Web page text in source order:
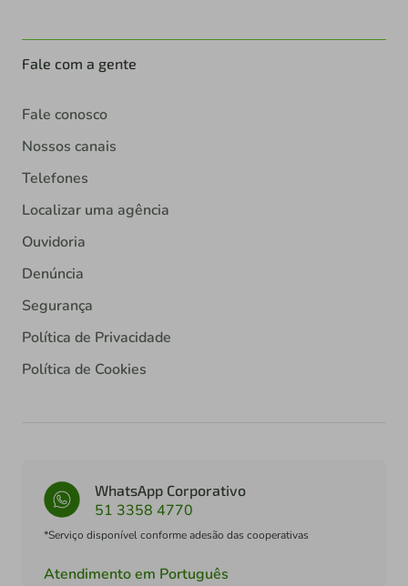
Fale com a gente
Fale conosco
Nossos canais
Telefones
Localizar uma agência
Ouvidoria
Denúncia
Segurança
Política de Privacidade
Política de Cookies
WhatsApp Corporativo
51 3358 4770
*Serviço disponível conforme adesão das cooperativas
Atendimento em Português